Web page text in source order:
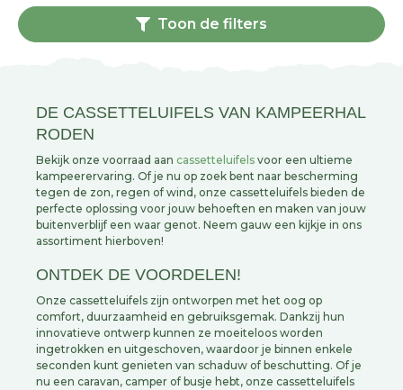
Toon de filters
DE CASSETTELUIFELS VAN KAMPEERHAL
RODEN
Bekijk onze voorraad aan cassetteluifels voor een ultieme
kampeerervaring. Of je nu op zoek bent naar bescherming
tegen de zon, regen of wind, onze cassetteluifels bieden de
perfecte oplossing voor jouw behoeften en maken van jouw
buitenverblijf een waar genot. Neem gauw een kijkje in ons
assortiment hierboven!
ONTDEK DE VOORDELEN!
Onze cassetteluifels zijn ontworpen met het oog op
comfort, duurzaamheid en gebruiksgemak. Dankzij hun
innovatieve ontwerp kunnen ze moeiteloos worden
ingetrokken en uitgeschoven, waardoor je binnen enkele
seconden kunt genieten van schaduw of beschutting. Of je
nu een caravan, camper of busje hebt, onze cassetteluifels